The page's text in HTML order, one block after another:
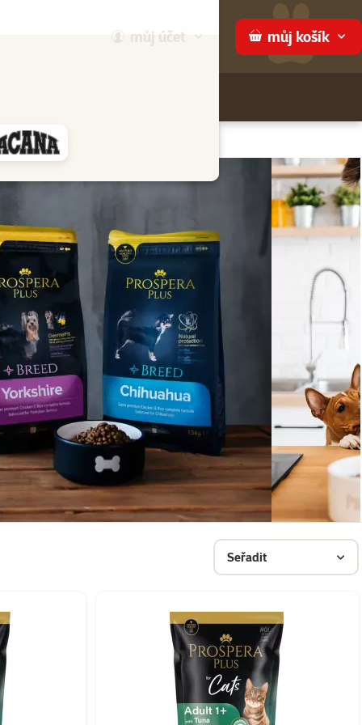
můj účet můj košík
Seřadit